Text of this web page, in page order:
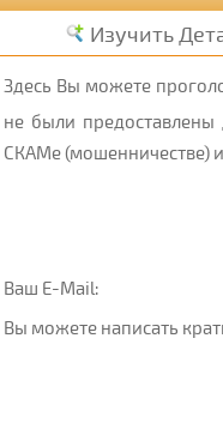
Изучить
Здесь Вы можете
не были предоставлены
СКАМе (мошенничестве)
Ваш E-Mail:
Вы можете написать